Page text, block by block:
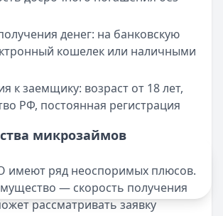
денег: на банковскую
кошелек или наличными
к заемщику: возраст от 18 лет,
РФ, постоянная регистрация
микрозаймов
ряд неоспоримых плюсов.
— скорость получения
рассматривать заявку